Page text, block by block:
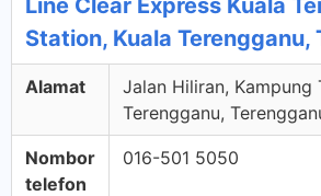
Line Clear Express Kuala
Station, Kuala Terengganu,
Alamat
Jalan Hiliran, Kampung
Terengganu,
Nombor
telefon
016-501 5050